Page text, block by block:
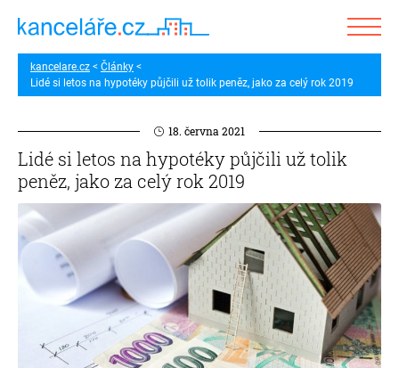
kancelare.cz
Články
Lidé si letos na hypotéky půjčili už tolik peněz, jako za celý rok 2019
18. června 2021
Lidé si letos na hypotéky půjčili už tolik
peněz, jako za celý rok 2019